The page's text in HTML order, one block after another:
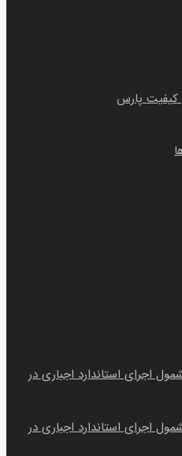
کیفیت پارس
اجرای استاندارد اجباری در
اجرای استاندارد اجباری در